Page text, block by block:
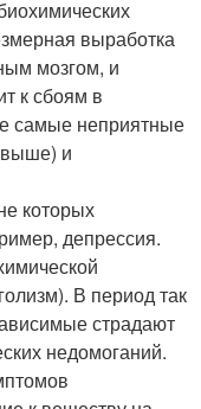
выработка
мозгом, и
к сбоям в
самые неприятные
и
которых
депрессия.
В период так
страдают
недомоганий.